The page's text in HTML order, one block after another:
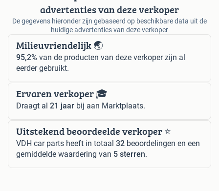
advertenties van deze verkoper
De gegevens hieronder zijn gebaseerd op beschikbare data uit de
huidige advertenties van deze verkoper
Milieuvriendelijk 🌏
95,2% van de producten van deze verkoper zijn al
eerder gebruikt.
Ervaren verkoper 🎓
Draagt al 21 jaar bij aan Marktplaats.
Uitstekend beoordeelde verkoper ⭐️
VDH car parts heeft in totaal 32 beoordelingen en een
gemiddelde waardering van 5 sterren.